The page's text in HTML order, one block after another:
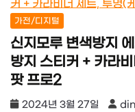
가전/디지털
신지모루 변색방지
방지 스티커 + 카라
팟 프로2
2024년 3월 27일